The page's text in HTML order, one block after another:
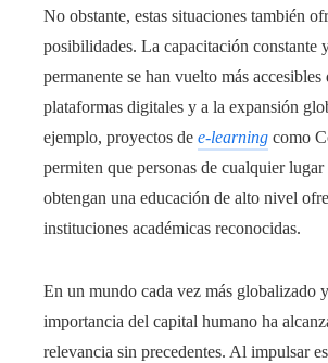
No obstante, estas situaciones también
posibilidades. La capacitación constante
permanente se han vuelto más accesibles
plataformas digitales y a la expansión
ejemplo, proyectos de e-learning como
permiten que personas de cualquier lugar
obtengan una educación de alto nivel
instituciones académicas reconocidas.
En un mundo cada vez más globalizado
importancia del capital humano ha
relevancia sin precedentes. Al impulsar